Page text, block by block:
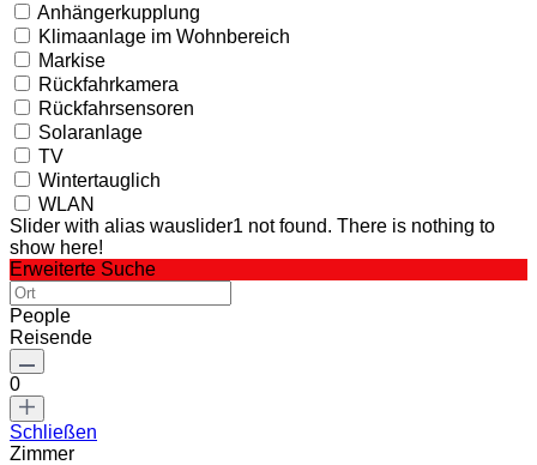
Anhängerkupplung
Klimaanlage im Wohnbereich
Markise
Rückfahrkamera
Rückfahrsensoren
Solaranlage
TV
Wintertauglich
WLAN
Slider with alias wauslider1 not found. There is nothing to
show here!
Erweiterte Suche
People
Reisende
0
Schließen
Zimmer